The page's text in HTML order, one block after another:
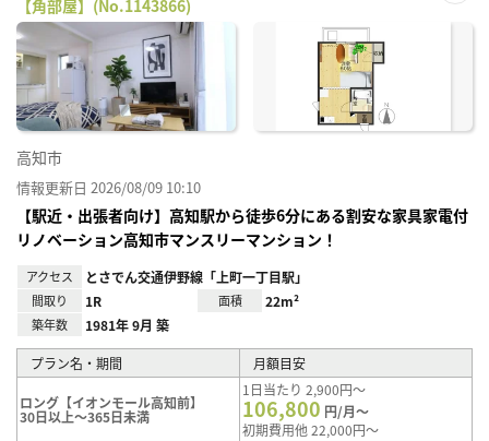
【角部屋】(No.1143866)
に入
高知市
情報更新日 2026/08/09 10:10
【駅近・出張者向け】高知駅から徒歩6分にある割安な家具家電付
リノベーション高知市マンスリーマンション！
アクセス とさでん交通伊野線「上町一丁目駅」
間取り 1R 面積 22m²
築年数 1981年 9月 築
プラン名・期間 月額目安
ロング【イオンモール高知前】
30日以上～365日未満
1日当たり 2,900円～
106,800 円/月～
初期費用他 22,000円～